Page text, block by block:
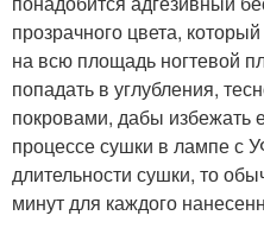
прозрачного цвета,
на всю площадь ногтевой
попадать в углубления,
покровами, дабы избежать
процессе сушки в лампе с
длительности сушки, то
минут для каждого